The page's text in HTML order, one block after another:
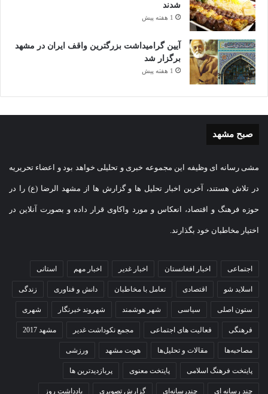
شدند
1 هفته پیش
آیین گرامیداشت بزرگترین واقف ایران در مشهد
برگزار شد
1 هفته پیش
صبح مشهد
مشی رسانه ای وظیفه این مجموعه خبری و تحلیلی خواهد بود و اعضاء تحریریه
در تلاش هستند، آخرین اخبار تحلیل ها و گزارش ها از مشهد الرضا (ع) را در
حوزه فرهنگ و اقتصاد، انعکاس و مورد واکاوی قرار داده و بصورت آنلاین در
اختیار مخاطبان خود بگذارند.
اجتماعی اخبار افغانستان اخبار غدیر اخبار مهم استانی
اسلاید شو اقتصادی تعامل با مخاطبان دانش و فناوری زندگی
ستون اصلی سیاسی شهر هوشمند شهروند خبرنگار شهری
فرهنگی فعالیت های اجتماعی مجمع نکوداشت غدیر مشهد 2017
مصاحبه‌ها مقالات و تحلیل‌ها هویت مشهد ورزشی
پایتخت فرهنگ اسلامی پایتخت معنوی پربازدیدترین ها
چند رسانه ای چندرسانه‌ای گزارش تصویری یادداشت روز